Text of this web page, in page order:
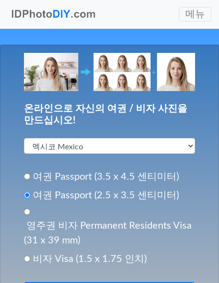
메뉴
온라인으로 자신의 여권 / 비자 사진을
만드십시오!
여권 Passport (3.5 x 4.5 센티미터)
여권 Passport (2.5 x 3.5 센티미터)
영주권 비자 Permanent Residents Visa
(31 x 39 mm)
비자 Visa (1.5 x 1.75 인치)